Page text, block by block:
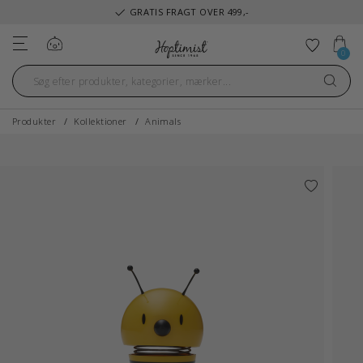
GRATIS FRAGT OVER 499,-
Tilføj
0
Produkter Kollektioner Animals